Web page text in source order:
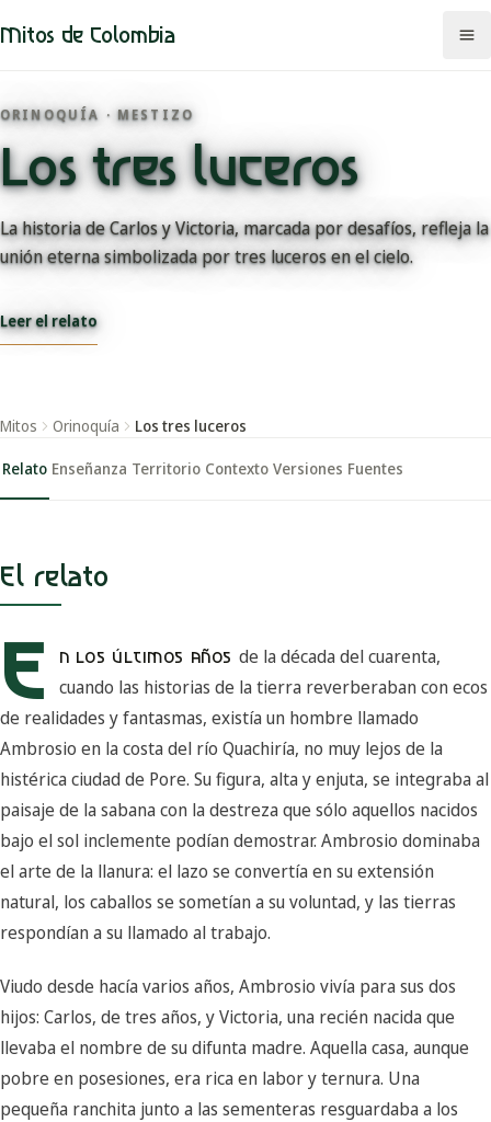
Mitos de Colombia
Mitos
Regiones
Categorías
Mapa
ORINOQUÍA · MESTIZO
Los tres luceros
La historia de Carlos y Victoria, marcada por desafíos, refleja la
unión eterna simbolizada por tres luceros en el cielo.
Leer el relato
Mitos Orinoquía Los tres luceros
Relato Enseñanza Territorio Contexto Versiones Fuentes
El relato
E N LOS ÚLTIMOS AÑOS de la década del cuarenta,
cuando las historias de la tierra reverberaban con ecos
de realidades y fantasmas, existía un hombre llamado
Ambrosio en la costa del río Quachiría, no muy lejos de la
histérica ciudad de Pore. Su figura, alta y enjuta, se integraba al
paisaje de la sabana con la destreza que sólo aquellos nacidos
bajo el sol inclemente podían demostrar. Ambrosio dominaba
el arte de la llanura: el lazo se convertía en su extensión
natural, los caballos se sometían a su voluntad, y las tierras
respondían a su llamado al trabajo.
Viudo desde hacía varios años, Ambrosio vivía para sus dos
hijos: Carlos, de tres años, y Victoria, una recién nacida que
llevaba el nombre de su difunta madre. Aquella casa, aunque
pobre en posesiones, era rica en labor y ternura. Una
pequeña ranchita junto a las sementeras resguardaba a los